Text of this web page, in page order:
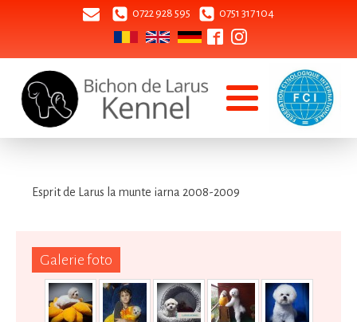
0722 928 595 0751 317 104
Galerie foto
Esprit de Larus la munte iarna 2008-2009